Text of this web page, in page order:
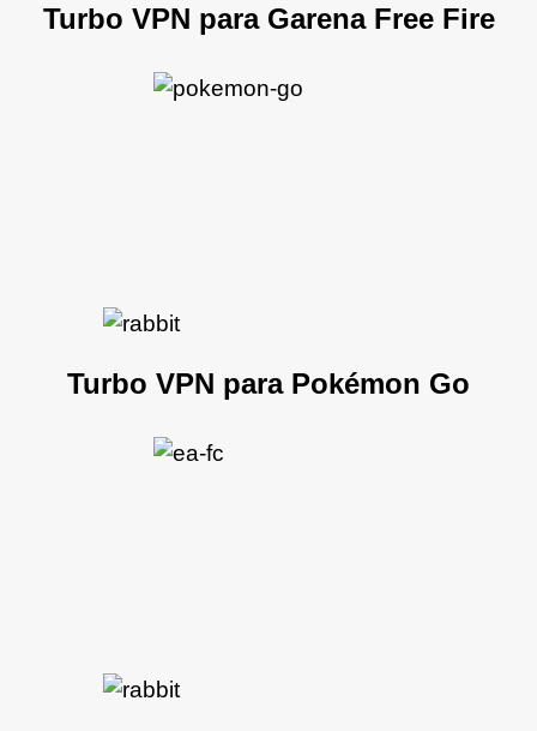
Turbo VPN para Garena Free Fire
Turbo VPN para Pokémon Go